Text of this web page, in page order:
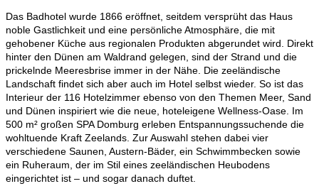
Das Badhotel wurde 1866 eröffnet, seitdem versprüht das Haus
noble Gastlichkeit und eine persönliche Atmosphäre, die mit
gehobener Küche aus regionalen Produkten abgerundet wird. Direkt
hinter den Dünen am Waldrand gelegen, sind der Strand und die
prickelnde Meeresbrise immer in der Nähe. Die zeeländische
Landschaft findet sich aber auch im Hotel selbst wieder. So ist das
Interieur der 116 Hotelzimmer ebenso von den Themen Meer, Sand
und Dünen inspiriert wie die neue, hoteleigene Wellness-Oase. Im
500 m² großen SPA Domburg erleben Entspannungssuchende die
wohltuende Kraft Zeelands. Zur Auswahl stehen dabei vier
verschiedene Saunen, Austern-Bäder, ein Schwimmbecken sowie
ein Ruheraum, der im Stil eines zeeländischen Heubodens
eingerichtet ist – und sogar danach duftet.